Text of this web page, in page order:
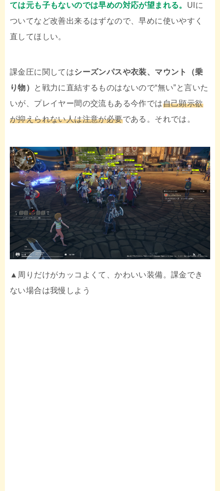
ては元も子もないのでは早めの対応が望まれる。 UIに
ついてなど改善出来るはずなので、早めに使いやすく
直してほしい。
課金圧に関してはシーズンパスや衣装、マウント（乗
り物）
と戦力に直結するものはないので“無い”と言いた
いが、プレイヤー間の交流もある今作では自己顕示欲
が抑えられない人は注意が必要である。それでは。
▲周りだけがカッコよくて、かわいい装備。課金でき
ない場合は我慢しよう